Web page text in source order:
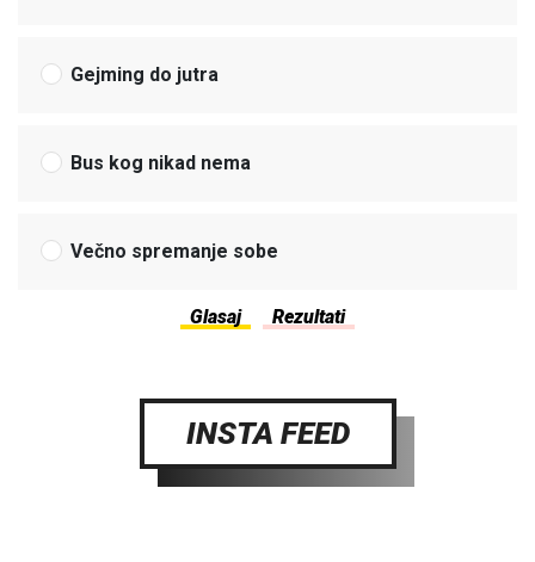
Gejming do jutra
Bus kog nikad nema
Večno spremanje sobe
INSTA FEED